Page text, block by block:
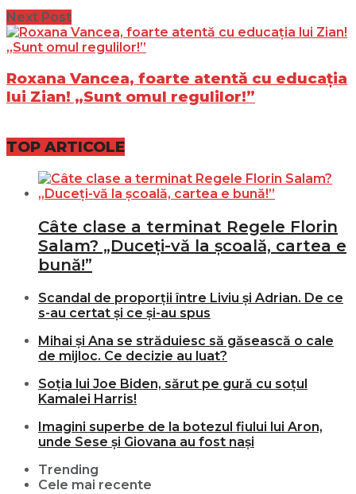
Next Post
Roxana Vancea, foarte atentă cu educația
lui Zian! „Sunt omul regulilor!”
TOP ARTICOLE
Câte clase a terminat Regele Florin
Salam? „Duceți-vă la școală, cartea e
bună!”
Scandal de proporții între Liviu și Adrian. De ce
s-au certat și ce și-au spus
Mihai și Ana se străduiesc să găsească o cale
de mijloc. Ce decizie au luat?
Soția lui Joe Biden, sărut pe gură cu soțul
Kamalei Harris!
Imagini superbe de la botezul fiului lui Aron,
unde Sese și Giovana au fost nași
Trending
Cele mai recente